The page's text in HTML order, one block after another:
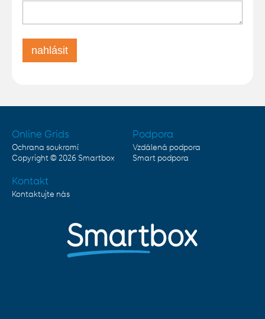
Online Grids
Ochrana soukromí
Copyright © 2026 Smartbox
Podpora
Vzdálená podpora
Smart podpora
Kontakt
Kontaktujte nás